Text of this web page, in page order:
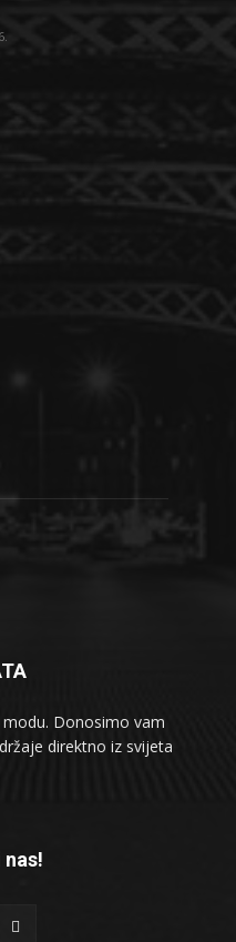
Donosimo vam
direktno iz svijeta